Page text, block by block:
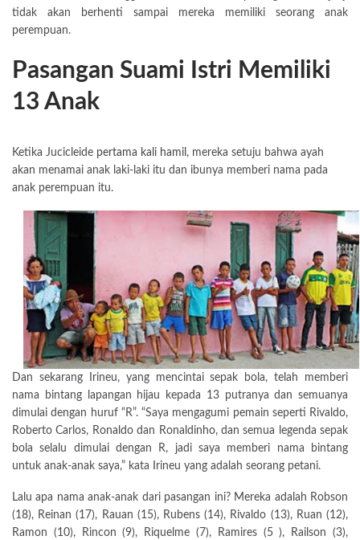
tidak akan berhenti sampai mereka memiliki seorang anak
perempuan.
Pasangan Suami Istri Memiliki
13 Anak
Ketika Jucicleide pertama kali hamil , mereka setuju bahwa ayah
akan menamai anak laki-laki itu dan ibunya memberi nama pada
anak perempuan itu.
Dan sekarang Irineu, yang mencintai sepak bola, telah memberi
nama bintang lapangan hijau kepada 13 putranya dan semuanya
dimulai dengan huruf “R”. “Saya mengagumi pemain seperti Rivaldo,
Roberto Carlos, Ronaldo dan Ronaldinho, dan semua legenda sepak
bola selalu dimulai dengan R, jadi saya memberi nama bintang
untuk anak-anak saya,” kata Irineu yang adalah seorang petani.
Lalu apa nama anak-anak dari pasangan ini? Mereka adalah Robson
(18), Reinan (17), Rauan (15), Rubens (14), Rivaldo (13), Ruan (12),
Ramon (10), Rincon (9), Riquelme (7), Ramires (5 ), Railson (3),